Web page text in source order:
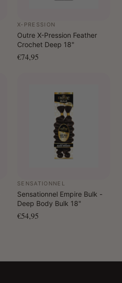
X-PRESSION
Outre X-Pression Feather
Crochet Deep 18"
€74,95
SENSATIONNEL
Sensationnel Empire Bulk -
Deep Body Bulk 18"
€54,95